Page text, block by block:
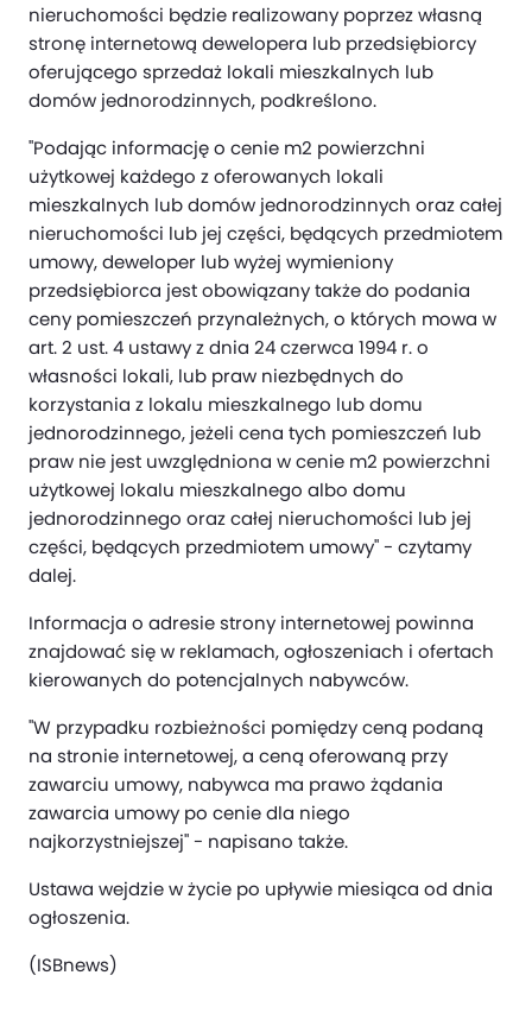
nieruchomości będzie realizowany poprzez własną
stronę internetową dewelopera lub przedsiębiorcy
oferującego sprzedaż lokali mieszkalnych lub
domów jednorodzinnych, podkreślono.
"Podając informację o cenie m2 powierzchni
użytkowej każdego z oferowanych lokali
mieszkalnych lub domów jednorodzinnych oraz całej
nieruchomości lub jej części, będących przedmiotem
umowy, deweloper lub wyżej wymieniony
przedsiębiorca jest obowiązany także do podania
ceny pomieszczeń przynależnych, o których mowa w
art. 2 ust. 4 ustawy z dnia 24 czerwca 1994 r. o
własności lokali, lub praw niezbędnych do
korzystania z lokalu mieszkalnego lub domu
jednorodzinnego, jeżeli cena tych pomieszczeń lub
praw nie jest uwzględniona w cenie m2 powierzchni
użytkowej lokalu mieszkalnego albo domu
jednorodzinnego oraz całej nieruchomości lub jej
części, będących przedmiotem umowy" - czytamy
dalej.
Informacja o adresie strony internetowej powinna
znajdować się w reklamach, ogłoszeniach i ofertach
kierowanych do potencjalnych nabywców.
"W przypadku rozbieżności pomiędzy ceną podaną
na stronie internetowej, a ceną oferowaną przy
zawarciu umowy, nabywca ma prawo żądania
zawarcia umowy po cenie dla niego
najkorzystniejszej" - napisano także.
Ustawa wejdzie w życie po upływie miesiąca od dnia
ogłoszenia.
(ISBnews)